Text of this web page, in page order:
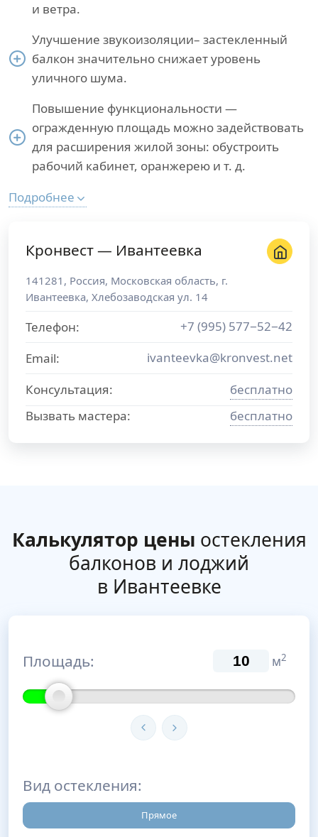
и ветра.
Улучшение звукоизоляции– застекленный
балкон значительно снижает уровень
уличного шума.
Повышение функциональности —
огражденную площадь можно задействовать
для расширения жилой зоны: обустроить
рабочий кабинет, оранжерею и т. д.
Подробнее
Кронвест — Ивантеевка
141281 , Россия, Московская область, г.
Ивантеевка, Хлебозаводская ул. 14
Телефон:
+7 (995) 577−52−42
Email:
ivanteevka@kronvest.net
Консультация:
бесплатно
Вызвать мастера:
бесплатно
Калькулятор цены остекления
балконов и лоджий
в Ивантеевке
Площадь: м2
Вид остекления:
Прямое